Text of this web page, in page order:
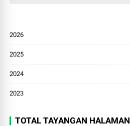
2026
2025
2024
2023
TOTAL TAYANGAN HALAMAN